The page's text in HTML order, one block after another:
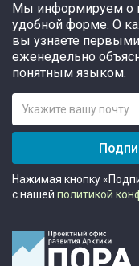
Мы информируем о
удобной форме. О
вы узнаете
еженедельно
понятным языком.
Нажимая кнопку
с нашей политикой